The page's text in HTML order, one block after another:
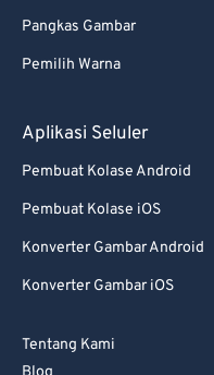
Pangkas Gambar
Pemilih Warna
Aplikasi Seluler
Pembuat Kolase Android
Pembuat Kolase iOS
Konverter Gambar Android
Konverter Gambar iOS
Tentang Kami